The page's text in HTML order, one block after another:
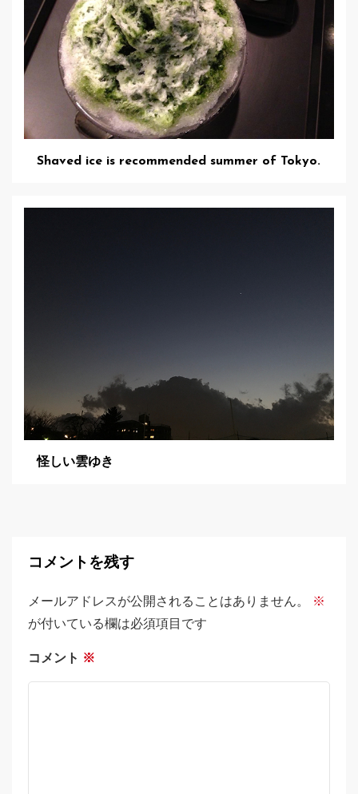
Shaved ice is recommended summer of Tokyo.
怪しい雲ゆき
コメントを残す
メールアドレスが公開されることはありません。
※
が付いている欄は必須項目です
コメント ※